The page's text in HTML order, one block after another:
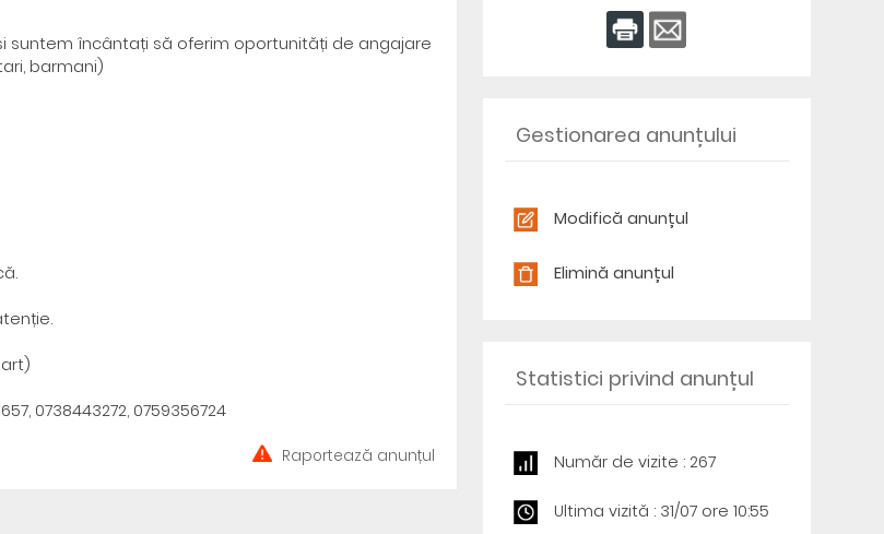
încântați să oferim oportunități de angajare
barmani)
0738443272, 0759356724
Raportează anunțul
Gestionarea anunțului
Modifică anunțul
Elimină anunțul
Statistici privind anunțul
Număr de vizite : 267
Ultima vizită : 31/07 ore 10:55